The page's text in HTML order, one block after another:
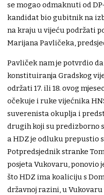
se mogao odmaknuti od
kandidat bio gubitnik na
na kraju u vijeću podržati
Marijana Pavličeka,
Pavliček nam je potvrdio
konstituiranja Gradskog
održati 17. ili 18. ovog
očekuje i ruke vijećnika
suverenista okuplja i
drugih koji su predizborno
a HDZ je odluku prepustio
Potpredsjednik stranke
posjeta Vukovaru, ponovio
što HDZ ima koaliciju s
državnoj razini, u